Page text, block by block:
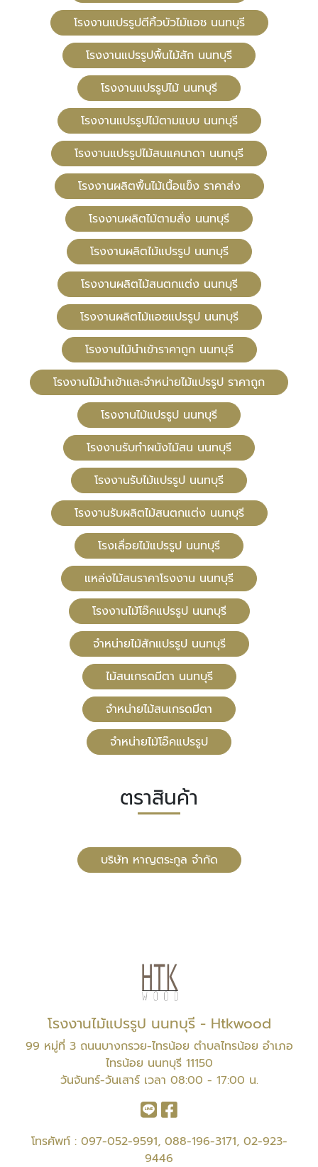
โรงงานแปรรูปตีคิ้วบัวไม้แอช นนทบุรี
โรงงานแปรรูปพื้นไม้สัก นนทบุรี
โรงงานแปรรูปไม้ นนทบุรี
โรงงานแปรรูปไม้ตามแบบ นนทบุรี
โรงงานแปรรูปไม้สนแคนาดา นนทบุรี
โรงงานผลิตพื้นไม้เนื้อแข็ง ราคาส่ง
โรงงานผลิตไม้ตามสั่ง นนทบุรี
โรงงานผลิตไม้แปรรูป นนทบุรี
โรงงานผลิตไม้สนตกแต่ง นนทบุรี
โรงงานผลิตไม้แอชแปรรูป นนทบุรี
โรงงานไม้นำเข้าราคาถูก นนทบุรี
โรงงานไม้นำเข้าและจำหน่ายไม้แปรรูป ราคาถูก
โรงงานไม้แปรรูป นนทบุรี
โรงงานรับทำผนังไม้สน นนทบุรี
โรงงานรับไม้แปรรูป นนทบุรี
โรงงานรับผลิตไม้สนตกแต่ง นนทบุรี
โรงเลื่อยไม้แปรรูป นนทบุรี
แหล่งไม้สนราคาโรงงาน นนทบุรี
โรงงานไม้โอ๊คแปรรูป นนทบุรี
จำหน่ายไม้สักแปรรูป นนทบุรี
ไม้สนเกรดมีตา นนทบุรี
จำหน่ายไม้สนเกรดมีตา
จำหน่ายไม้โอ๊คแปรรูป
ตราสินค้า
บริษัท หาญตระกูล จำกัด
โรงงานไม้แปรรูป นนทบุรี - Htkwood
99 หมู่ที่ 3 ถนนบางกรวย-ไทรน้อย ตำบลไทรน้อย อำเภอ
ไทรน้อย นนทบุรี 11150
วันจันทร์-วันเสาร์ เวลา 08:00 - 17:00 น.
โทรศัพท์ : 097-052-9591, 088-196-3171, 02-923-
9446